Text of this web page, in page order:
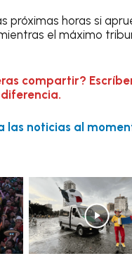
próximas horas si
el máximo
compartir?
diferencia.
las noticias al